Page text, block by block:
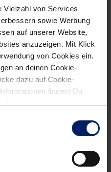
Vielzahl von Services
sowie Werbung
auf unserer Website,
anzuzeigen. Mit Klick
von Cookies ein.
an deinen Cookie-
dazu auf Cookie-
findest Du